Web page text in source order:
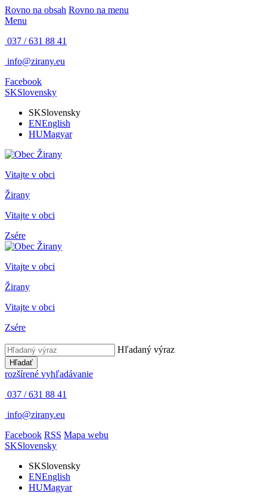
Rovno na obsah Rovno na menu
Menu
037 / 631 88 41
info@zirany.eu
Facebook
SKSlovensky
SKSlovensky
ENEnglish
HUMagyar
Vitajte v obci
Žirany
Vitajte v obci
Zsére
Vitajte v obci
Žirany
Vitajte v obci
Zsére
Hľadaný výraz
Hľadať
rozšírené vyhľadávanie
037 / 631 88 41
info@zirany.eu
Facebook RSS Mapa webu
SKSlovensky
SKSlovensky
ENEnglish
HUMagyar